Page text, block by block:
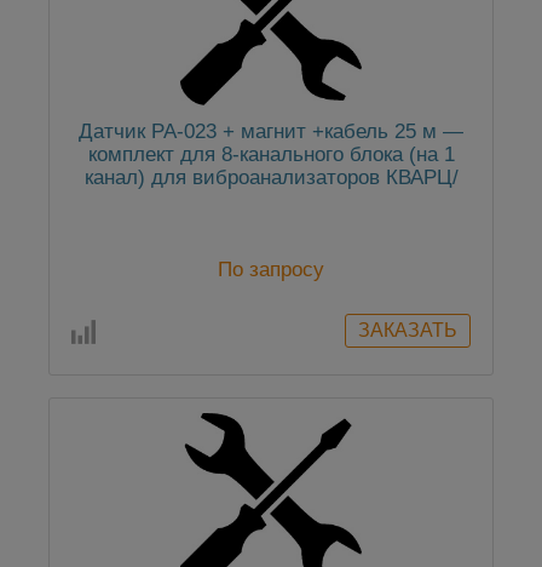
Датчик РА-023 + магнит +кабель 25 м —
комплект для 8-канального блока (на 1
канал) для виброанализаторов КВАРЦ/
По запросу